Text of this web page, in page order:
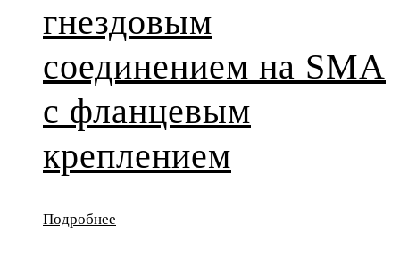
гнездовым
соединением на SMA
с фланцевым
креплением
Подробнее